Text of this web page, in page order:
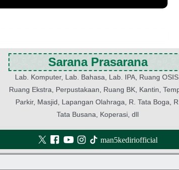
Sarana Prasarana
Lab. Komputer, Lab. Bahasa, Lab. IPA, Ruang OSIS,
Ruang Ekstra, Perpustakaan, Ruang BK, Kantin,
Parkir, Masjid, Lapangan Olahraga, R. Tata Boga, R.
Tata Busana, Koperasi, dll
man5kediriofficial